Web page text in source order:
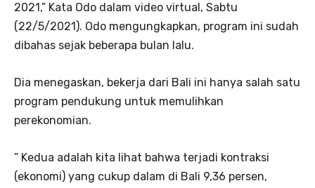
2021,” Kata Odo dalam video virtual, Sabtu
(22/5/2021). Odo mengungkapkan, program ini sudah
dibahas sejak beberapa bulan lalu.
Dia menegaskan, bekerja dari Bali ini hanya salah satu
program pendukung untuk memulihkan
perekonomian.
” Kedua adalah kita lihat bahwa terjadi kontraksi
(ekonomi) yang cukup dalam di Bali 9,36 persen,